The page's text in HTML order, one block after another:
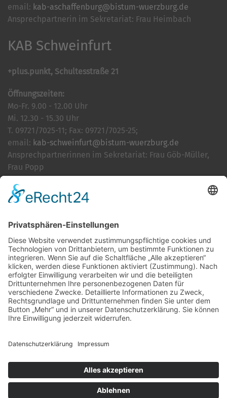
email: kab-aschaffenburg@bistum-wuerzburg.de
Ansprechpartnerin im Sekretariat: Frau Heimbach
KAB Schweinfurt
+plus.punkt, Schultesstraße 21
Öffnungszeiten:
Mo-Fr. 9.00 - 12.00 Uhr
Mi. 12.30 - 15.30 Uhr
T. 09721/7025-11; Fax: 09721/7025-25;
email: kab-schweinfurt@bistum-wuerzburg.de
Ansprechpartnerinnen im Sekretariat: Frau Göb-Müller,
Frau Popp
Cookie-Einstellungen
Kontakt
Login
Impressum